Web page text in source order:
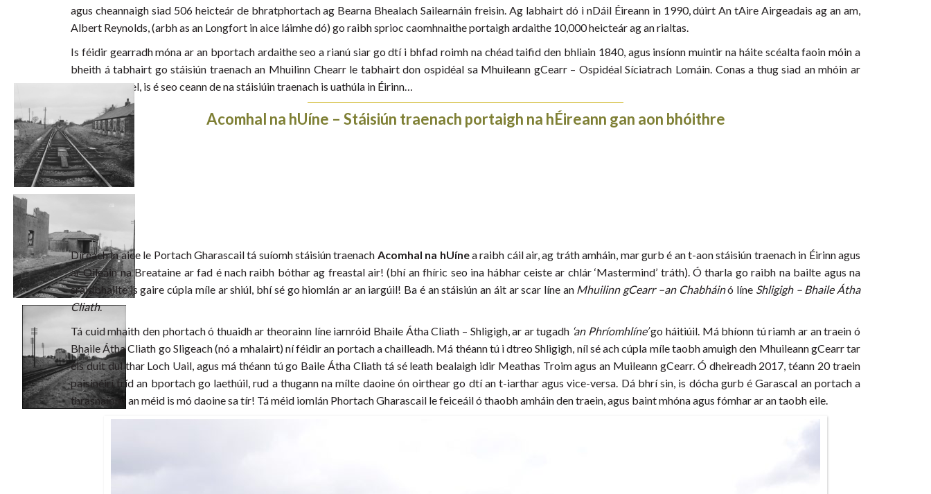
agus cheannaigh siad 506 heicteár de bhratphortach ag Bearna Bhealach Sailearnáin freisin. Ag labhairt dó i nDáil Éireann in 1990, dúirt An tAire Airgeadais ag an am,
Albert Reynolds, (arbh as an Longfort in aice láimhe dó) go raibh sprioc caomhnaithe portaigh ardaithe 10,000 heicteár ag an rialtas.
Is féidir gearradh móna ar an bportach ardaithe seo a rianú siar go dtí i bhfad roimh na chéad taifid den bhliain 1840, agus insíonn muintir na háite scéalta faoin móin a
bheith á tabhairt go stáisiún traenach an Mhuilinn Chearr le tabhairt don ospidéal sa Mhuileann gCearr – Ospidéal Síciatrach Lomáin. Conas a thug siad an mhóin ar
iarnród? Bhuel, is é seo ceann de na stáisiúin traenach is uathúla in Éirinn…
Acomhal na hUíne – Stáisiún traenach portaigh na hÉireann gan aon bhóithre
Díreach in aice le Portach Gharascail tá suíomh stáisiún traenach Acomhal na hUínea raibh cáil air, ag tráth amháin, mar gurb é an t-aon stáisiún traenach in Éirinn agus
ar Oileáin na Breataine ar fad é nach raibh bóthar ag freastal air! (bhí an fhíric seo ina hábhar ceiste ar chlár ‘Mastermind’ tráth). Ó tharla go raibh na bailte agus na
sráidbhailte is gaire cúpla míle ar shiúl, bhí sé go hiomlán ar an iargúil! Ba é an stáisiún an áit ar scar líne an Mhuilinn gCearr –an Chabháinó líne Shligigh – Bhaile Átha
Cliath.
Tá cuid mhaith den phortach ó thuaidh ar theorainn líne iarnróid Bhaile Átha Cliath – Shligigh, ar ar tugadh ‘an Phríomhlíne’go háitiúil. Má bhíonn tú riamh ar an traein ó
Bhaile Átha Cliath go Sligeach (nó a mhalairt) ní féidir an portach a chailleadh. Má théann tú i dtreo Shligigh, níl sé ach cúpla míle taobh amuigh den Mhuileann gCearr tar
éis duit dul thar Loch Uail, agus má théann tú go Baile Átha Cliath tá sé leath bealaigh idir Meathas Troim agus an Muileann gCearr. Ó dheireadh 2017, téann 20 traein
paisinéirí tríd an bportach go laethúil, rud a thugann na mílte daoine ón oirthear go dtí an t-iarthar agus vice-versa. Dá bhrí sin, is dócha gurb é Garascal an portach a
thrasnaíonn an méid is mó daoine sa tír! Tá méid iomlán Phortach Gharascail le feiceáil ó thaobh amháin den traein, agus baint mhóna agus fómhar ar an taobh eile.